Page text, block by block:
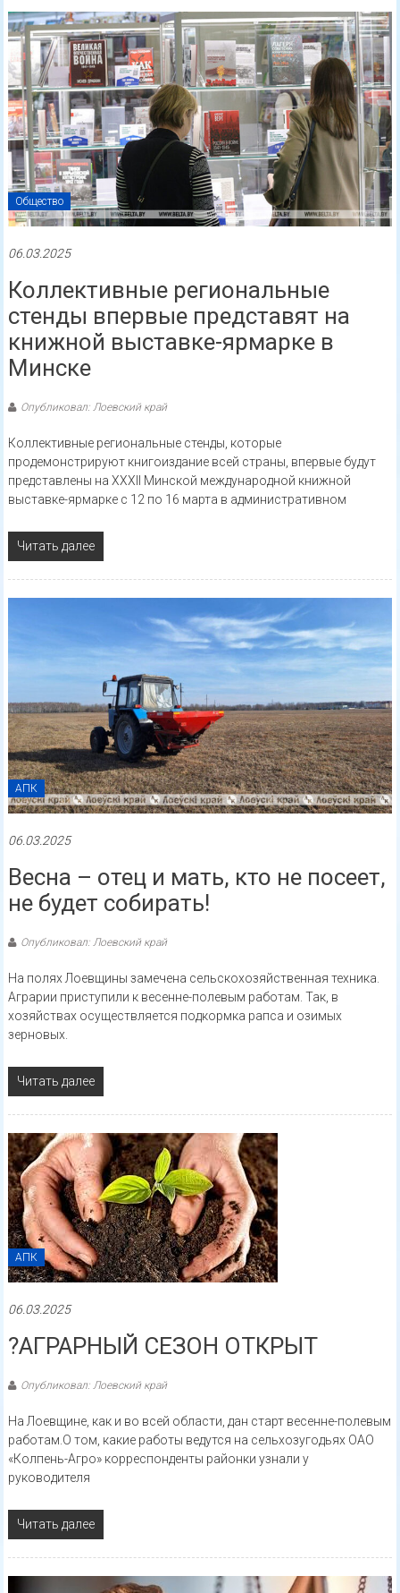
Общество
06.03.2025
Коллективные региональные
стенды впервые представят на
книжной выставке-ярмарке в
Минске
Опубликовал: Лоевский край
Коллективные региональные стенды, которые
продемонстрируют книгоиздание всей страны, впервые будут
представлены на XXXII Минской международной книжной
выставке-ярмарке с 12 по 16 марта в административном
Читать далее
АПК
06.03.2025
Весна – отец и мать, кто не посеет,
не будет собирать!
Опубликовал: Лоевский край
На полях Лоевщины замечена сельскохозяйственная техника.
Аграрии приступили к весенне-полевым работам. Так, в
хозяйствах осуществляется подкормка рапса и озимых
зерновых.
Читать далее
АПК
06.03.2025
?АГРАРНЫЙ СЕЗОН ОТКРЫТ
Опубликовал: Лоевский край
На Лоевщине, как и во всей области, дан старт весенне-полевым
работам.О том, какие работы ведутся на сельхозугодьях ОАО
«Колпень-Агро» корреспонденты районки узнали у
руководителя
Читать далее